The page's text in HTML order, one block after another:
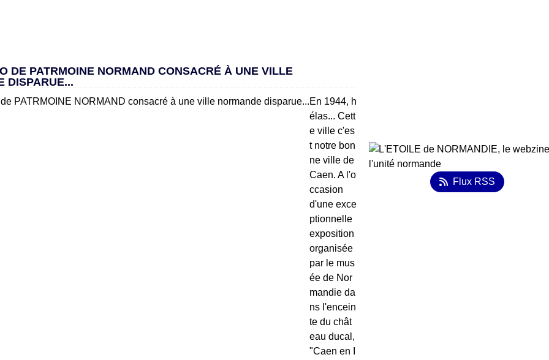
DE PATRMOINE NORMAND CONSACRÉ À UNE VILLE
DISPARUE...
En 1944, h
élas... Cett
e ville c'es
t notre bon
ne ville de
Caen. A l'o
ccasion
d'une exce
ptionnelle
exposition
organisée
par le mus
ée de Nor
mandie da
ns l'encein
te du chât
eau ducal,
"Caen en I
Flux RSS